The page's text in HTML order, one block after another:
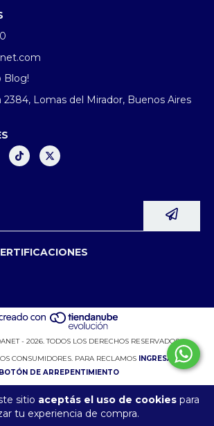
sitio aceptás el uso de cookiespara
tu experiencia de compra.
Blog!
2384, Lomas del Mirador, Buenos Aires
- 2026. TODOS LOS DERECHOS RESERVADOS.
CONSUMIDORES. PARA RECLAMOS INGRESÁ ACÁ.
BOTÓN DE ARREPENTIMIENTO